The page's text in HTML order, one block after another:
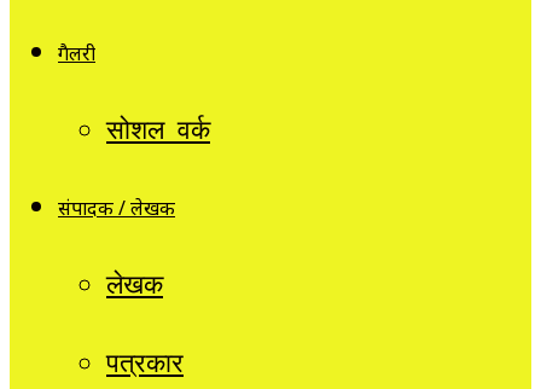
गैलरी
सोशल वर्क
संपादक / लेखक
लेखक
पत्रकार